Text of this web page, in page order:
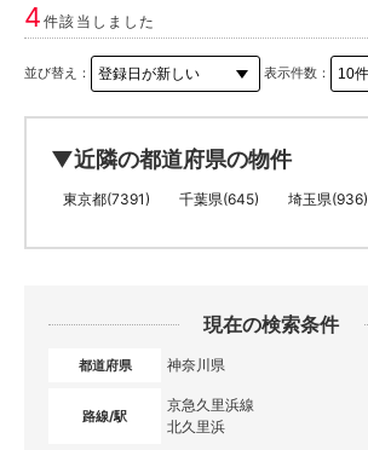
4件該当しました
並び替え： 表示件数：
▼近隣の都道府県の物件
東京都(7391) 千葉県(645) 埼玉県(936)
現在の検索条件
都道府県 神奈川県
路線/駅
京急久里浜線
北久里浜